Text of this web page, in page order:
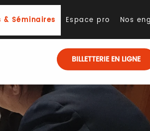
BILLETTERIE EN LIGNE
& Séminaires Espace pro Nos